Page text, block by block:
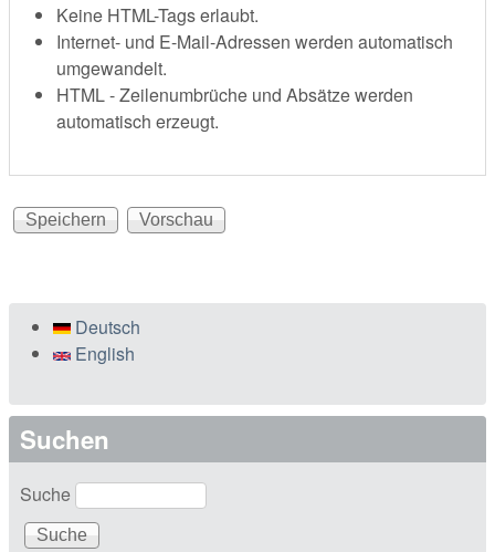
Keine HTML-Tags erlaubt.
Internet- und E-Mail-Adressen werden automatisch
umgewandelt.
HTML - Zeilenumbrüche und Absätze werden
automatisch erzeugt.
Deutsch
English
Suchen
Suche